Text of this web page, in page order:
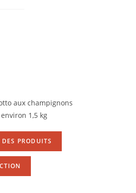
aux champignons
1,5 kg
PRODUITS